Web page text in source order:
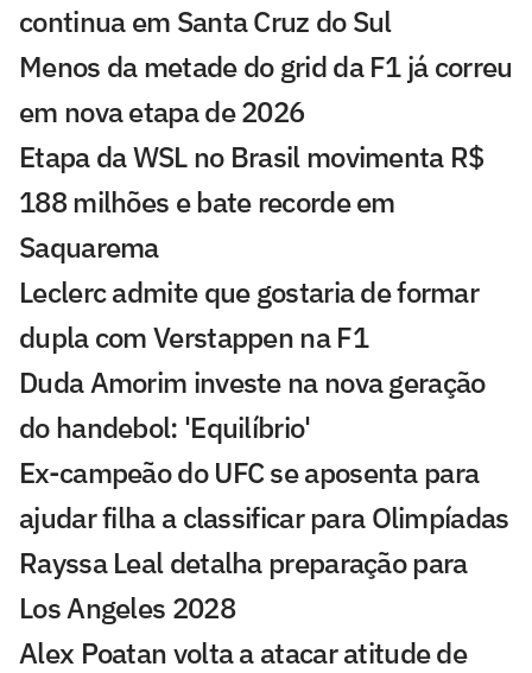
continua em Santa Cruz do Sul
Menos da metade do grid da F1 já correu
em nova etapa de 2026
Etapa da WSL no Brasil movimenta R$
188 milhões e bate recorde em
Saquarema
Leclerc admite que gostaria de formar
dupla com Verstappen na F1
Duda Amorim investe na nova geração
do handebol: 'Equilíbrio'
Ex-campeão do UFC se aposenta para
ajudar filha a classificar para Olimpíadas
Rayssa Leal detalha preparação para
Los Angeles 2028
Alex Poatan volta a atacar atitude de